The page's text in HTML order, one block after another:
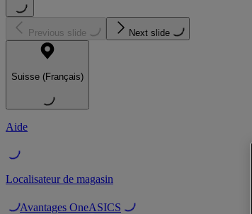
Previous slide Next slide
Suisse (Français)
Aide
Localisateur de magasin
Avantages OneASICS